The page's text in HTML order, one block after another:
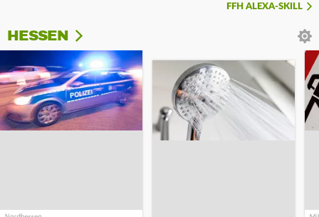
FFH ALEXA-SKILL
HESSEN